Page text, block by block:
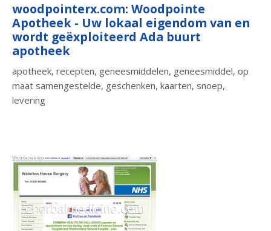
woodpointerx.com: Woodpointe
Apotheek - Uw lokaal eigendom van en
wordt geëxploiteerd Ada buurt
apotheek
apotheek, recepten, geneesmiddelen, geneesmiddel, op
maat samengestelde, geschenken, kaarten, snoep,
levering